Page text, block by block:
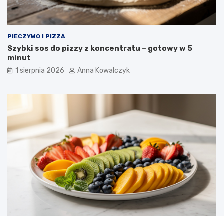
PIECZYWO I PIZZA
Szybki sos do pizzy z koncentratu – gotowy w 5
minut
1 sierpnia 2026 Anna Kowalczyk